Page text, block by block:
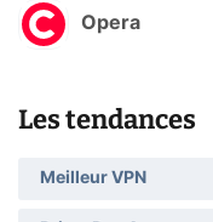
Opera
Les tendances
Meilleur VPN